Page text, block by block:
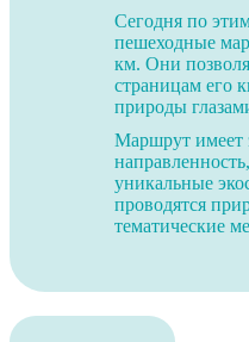
Сегодня по
пешеходные
км. Они
страницам его
природы
Маршрут имеет
уникальные
проводятся
тематические